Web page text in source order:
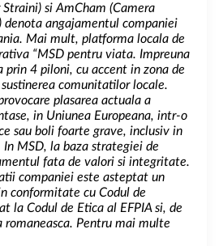
si AmCham (Camera
denota angajamentul companiei
Mai mult, platforma locala de
“MSD pentru viata. Impreuna
prin 4 piloni, cu accent in zona de
comunitatilor locale.
plasarea actuala a
in Uniunea Europeana, intr-o
sau boli foarte grave, inclusiv in
In MSD, la baza strategiei de
fata de valori si integritate.
companiei este asteptat un
conformitate cu Codul de
la Codul de Etica al EFPIA si, de
romaneasca. Pentru mai multe